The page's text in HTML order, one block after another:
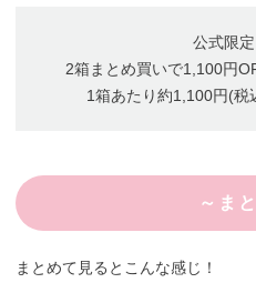
公式限定
2箱まとめ買いで1,100円
1箱あたり約1,100円(税
～ま
まとめて見るとこんな感じ！